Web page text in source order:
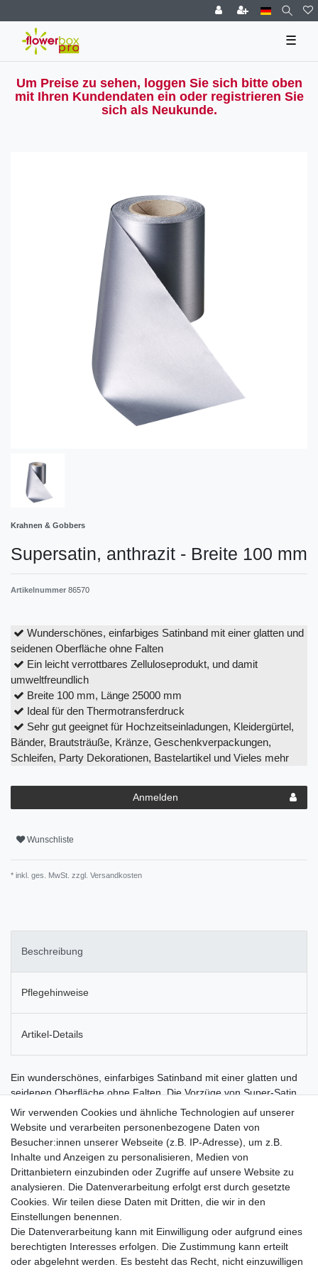
☰
Um Preise zu sehen, loggen Sie sich bitte oben
mit Ihren Kundendaten ein oder registrieren Sie
sich als Neukunde.
Krahnen & Gobbers
Supersatin, anthrazit - Breite 100 mm
Artikelnummer 86570
Wunderschönes, einfarbiges Satinband mit einer glatten und
seidenen Oberfläche ohne Falten
Ein leicht verrottbares Zelluloseprodukt, und damit
umweltfreundlich
Breite 100 mm, Länge 25000 mm
Ideal für den Thermotransferdruck
Sehr gut geeignet für Hochzeitseinladungen, Kleidergürtel,
Bänder, Brautsträuße, Kränze, Geschenkverpackungen,
Schleifen, Party Dekorationen, Bastelartikel und Vieles mehr
Anmelden
Wunschliste
* inkl. ges. MwSt. zzgl. Versandkosten
Beschreibung
Pflegehinweise
Artikel-Details
Ein wunderschönes, einfarbiges Satinband mit einer glatten und
seidenen Oberfläche ohne Falten. Die Vorzüge von Super-Satin
liegen in der besonders weichen, gleichmäßigen und glatten
Oberfläche, die seidig glänzt. Da bei diesem Dekoband
besonders viele feine Kettfäden verarbeitet werden, erhalten Sie
damit ein Band, das höchsten Qualitätsansprüchen gerecht wird.
Es ist ideal für den Thermotransferdruck, umweltfreundlich, da es
ein leicht verrottbares Zelluloseprodukt ist, und zudem
wasserfest. Sehr gut geeignet für Hochzeitseinladungen,
Kleidergürtel, Bänder, Brautsträuße, Kränze,
Geschenkverpackungen, Schleifen, Party-Dekorationen,
Bastelartikel und Vieles mehr. Außerdem kann das Satinband in
der Trauerfloristik verwendet werden.
Wir verwenden Cookies und ähnliche Technologien auf unserer
Website und verarbeiten personenbezogene Daten von
Besucher:innen unserer Webseite (z.B. IP-Adresse), um z.B.
Inhalte und Anzeigen zu personalisieren, Medien von
Drittanbietern einzubinden oder Zugriffe auf unsere Website zu
analysieren. Die Datenverarbeitung erfolgt erst durch gesetzte
Cookies. Wir teilen diese Daten mit Dritten, die wir in den
Einstellungen benennen.
Die Datenverarbeitung kann mit Einwilligung oder aufgrund eines
berechtigten Interesses erfolgen. Die Zustimmung kann erteilt
oder abgelehnt werden. Es besteht das Recht, nicht einzuwilligen